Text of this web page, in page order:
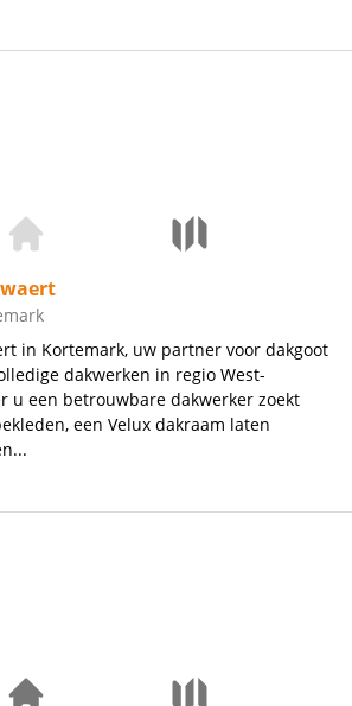
in Kortemark, uw partner voor dakgoot
dakwerken in regio West-
u een betrouwbare dakwerker zoekt
een Velux dakraam laten